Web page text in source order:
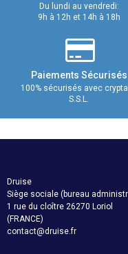
Du lundi au vendredi:
9h à 12h et 14h à 18h
Paiements Sécurisés
100% sécurisés avec
S.S.L.
Druise
Siège sociale (bureau
1 rue du cloître 26270 Loriol
(FRANCE)
contact@druise.fr